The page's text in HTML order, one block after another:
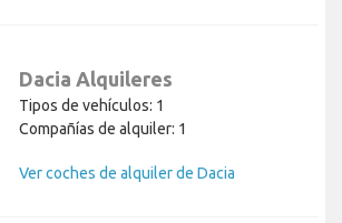
Dacia Alquileres
Tipos de vehículos: 1
Compañías de alquiler: 1
Ver coches de alquiler de Dacia